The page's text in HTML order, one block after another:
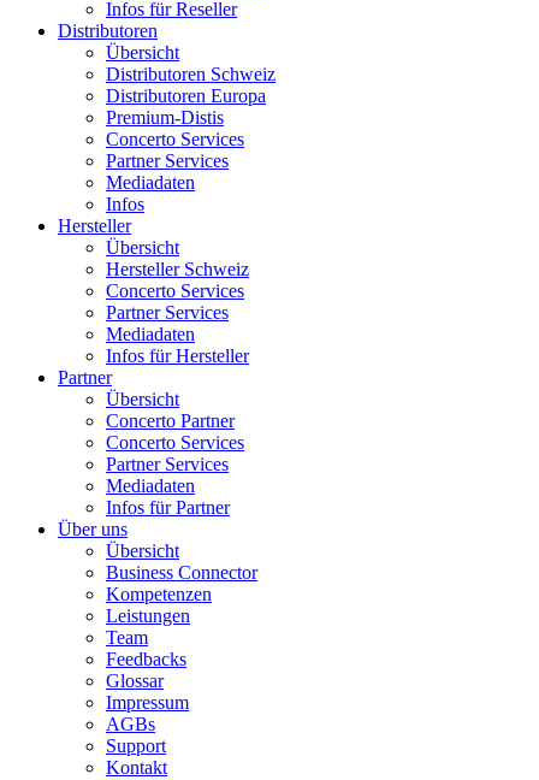
Infos für Reseller
Distributoren
Übersicht
Distributoren Schweiz
Distributoren Europa
Premium-Distis
Concerto Services
Partner Services
Mediadaten
Infos
Hersteller
Übersicht
Hersteller Schweiz
Concerto Services
Partner Services
Mediadaten
Infos für Hersteller
Partner
Übersicht
Concerto Partner
Concerto Services
Partner Services
Mediadaten
Infos für Partner
Über uns
Übersicht
Business Connector
Kompetenzen
Leistungen
Team
Feedbacks
Glossar
Impressum
AGBs
Support
Kontakt